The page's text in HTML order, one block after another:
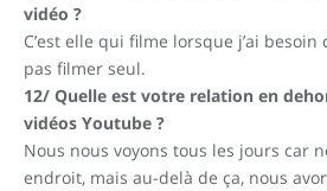
vidéo ?
C’est elle qui filme lorsque j’ai besoin
pas filmer seul.
12/ Quelle est votre relation en
vidéos Youtube ?
Nous nous voyons tous les jours car
endroit, mais au-delà de ça, nous